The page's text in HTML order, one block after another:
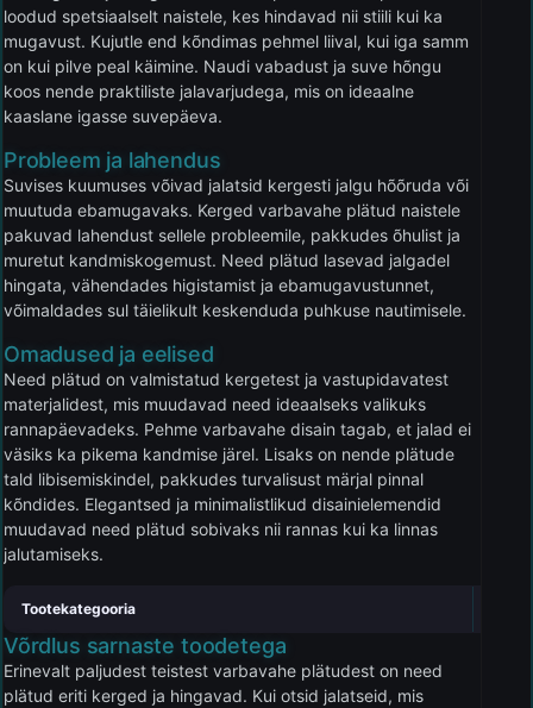
loodud spetsiaalselt naistele, kes hindavad nii stiili kui ka
mugavust. Kujutle end kõndimas pehmel liival, kui iga samm
on kui pilve peal käimine. Naudi vabadust ja suve hõngu
koos nende praktiliste jalavarjudega, mis on ideaalne
kaaslane igasse suvepäeva.
Probleem ja lahendus
Suvises kuumuses võivad jalatsid kergesti jalgu hõõruda või
muutuda ebamugavaks. Kerged varbavahe plätud naistele
pakuvad lahendust sellele probleemile, pakkudes õhulist ja
muretut kandmiskogemust. Need plätud lasevad jalgadel
hingata, vähendades higistamist ja ebamugavustunnet,
võimaldades sul täielikult keskenduda puhkuse nautimisele.
Omadused ja eelised
Need plätud on valmistatud kergetest ja vastupidavatest
materjalidest, mis muudavad need ideaalseks valikuks
rannapäevadeks. Pehme varbavahe disain tagab, et jalad ei
väsiks ka pikema kandmise järel. Lisaks on nende plätude
tald libisemiskindel, pakkudes turvalisust märjal pinnal
kõndides. Elegantsed ja minimalistlikud disainielemendid
muudavad need plätud sobivaks nii rannas kui ka linnas
jalutamiseks.
Tootekategooria
Võrdlus sarnaste toodetega
Erinevalt paljudest teistest varbavahe plätudest on need
plätud eriti kerged ja hingavad. Kui otsid jalatseid, mis